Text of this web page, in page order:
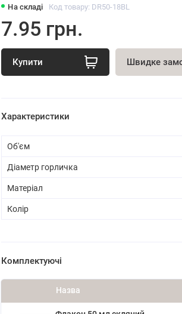
На складі Код товару: DR50-18BL
7.95 грн.
Купити Швидке
Характеристики
Об'єм
Діаметр горличка
Матеріал
Колір
Комплектуючі
Назва